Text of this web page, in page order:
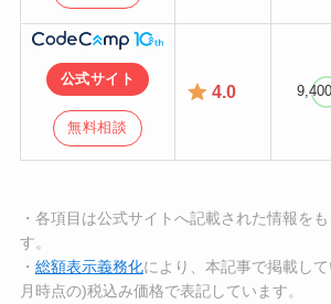
公式サイト
無料相談
4 .0
・各項目は公式サイトへ記載された情報を
す。
・ 総額表示義務化により、本記事で掲載し
月時点の)税込み価格で表記しています。